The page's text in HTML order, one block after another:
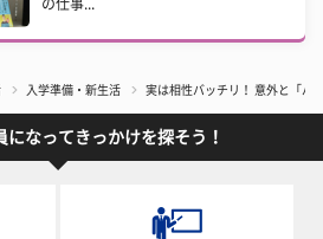
の仕事...
入学準備・新生活 実は相性バッチリ！ 意外と「パ
になってきっかけを探そう！